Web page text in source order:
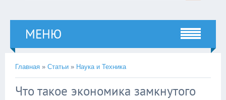
МЕНЮ
Главная » Статьи » Наука и Техника
Что такое экономика замкнутого